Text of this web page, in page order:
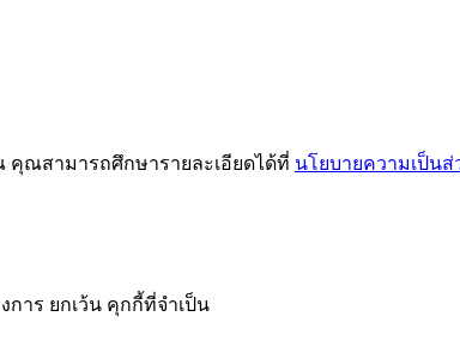
ณสามารถศึกษารายละเอียดได้ที่ นโยบายความเป็นส่
าร ยกเว้น คุกกี้ที่จำเป็น